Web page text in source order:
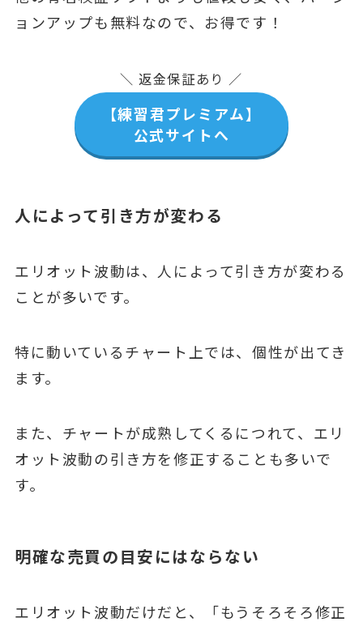
ョンアップも無料なので、お得です！
＼ 返金保証あり ／
【練習君プレミアム】
公式サイトへ
人によって引き方が変わる
エリオット波動は、人によって引き方が変わる
ことが多いです。
特に動いているチャート上では、個性が出てき
ます。
また、チャートが成熟してくるにつれて、エリ
オット波動の引き方を修正することも多いで
す。
明確な売買の目安にはならない
エリオット波動だけだと、「もうそろそろ修正